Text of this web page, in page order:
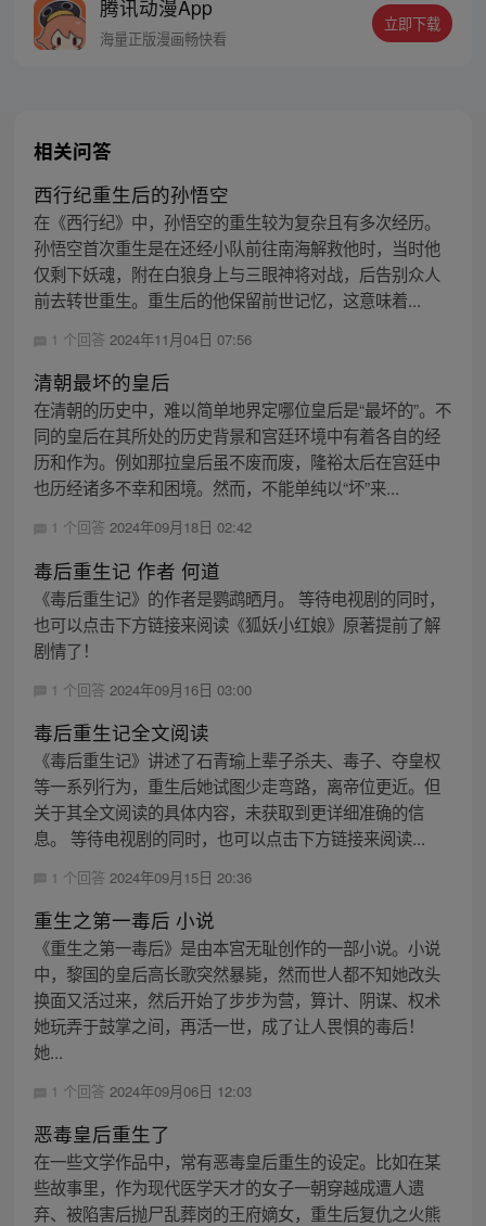
发誓：要让背叛欺辱过她的那些人，受尽折
磨，百倍还之！
腾讯动漫App
海量正版漫画畅快看
立即下载
相关问答
西行纪重生后的孙悟空
在《西行纪》中，孙悟空的重生较为复杂且有多次经历。
孙悟空首次重生是在还经小队前往南海解救他时，当时他
仅剩下妖魂，附在白狼身上与三眼神将对战，后告别众人
前去转世重生。重生后的他保留前世记忆，这意味着...
1 个回答 2024年11月04日 07:56
清朝最坏的皇后
在清朝的历史中，难以简单地界定哪位皇后是“最坏的”。不
同的皇后在其所处的历史背景和宫廷环境中有着各自的经
历和作为。例如那拉皇后虽不废而废，隆裕太后在宫廷中
也历经诸多不幸和困境。然而，不能单纯以“坏”来...
1 个回答 2024年09月18日 02:42
毒后重生记 作者 何道
《毒后重生记》的作者是鹦鹉晒月。 等待电视剧的同时，
也可以点击下方链接来阅读《狐妖小红娘》原著提前了解
剧情了！
1 个回答 2024年09月16日 03:00
毒后重生记全文阅读
《毒后重生记》讲述了石青瑜上辈子杀夫、毒子、夺皇权
等一系列行为，重生后她试图少走弯路，离帝位更近。但
关于其全文阅读的具体内容，未获取到更详细准确的信
息。 等待电视剧的同时，也可以点击下方链接来阅读...
1 个回答 2024年09月15日 20:36
重生之第一毒后 小说
《重生之第一毒后》是由本宫无耻创作的一部小说。小说
中，黎国的皇后高长歌突然暴毙，然而世人都不知她改头
换面又活过来，然后开始了步步为营，算计、阴谋、权术
她玩弄于鼓掌之间，再活一世，成了让人畏惧的毒后！
她...
1 个回答 2024年09月06日 12:03
恶毒皇后重生了
在一些文学作品中，常有恶毒皇后重生的设定。比如在某
些故事里，作为现代医学天才的女子一朝穿越成遭人遗
弃、被陷害后抛尸乱葬岗的王府嫡女，重生后复仇之火熊